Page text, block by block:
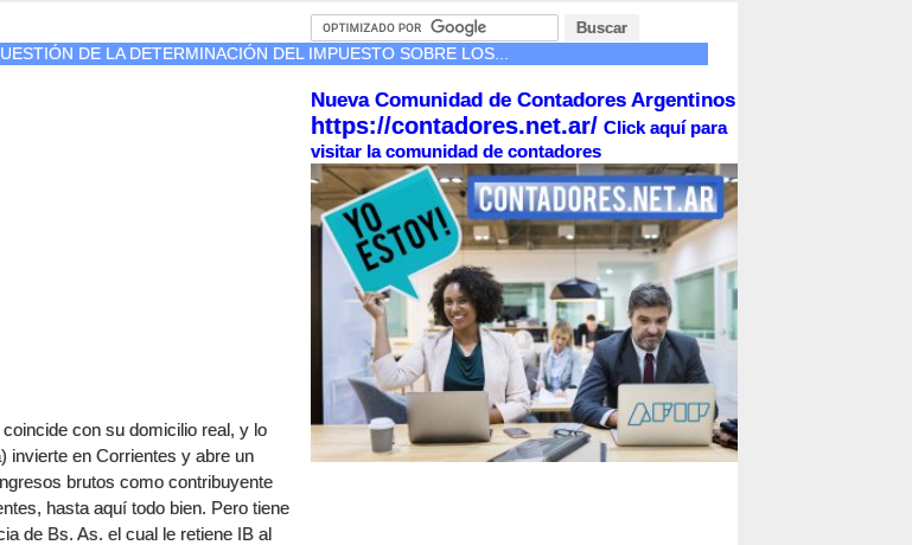
DE LA DETERMINACIÓN DEL IMPUESTO SOBRE LOS...
con su domicilio real, y lo
invierte en Corrientes y abre un
brutos como contribuyente
hasta aquí todo bien. Pero tiene
de Bs. As. el cual le retiene IB al
Nueva Comunidad de Contadores Argentinos
https://contadores.net.ar/ Click aquí para
visitar la comunidad de contadores